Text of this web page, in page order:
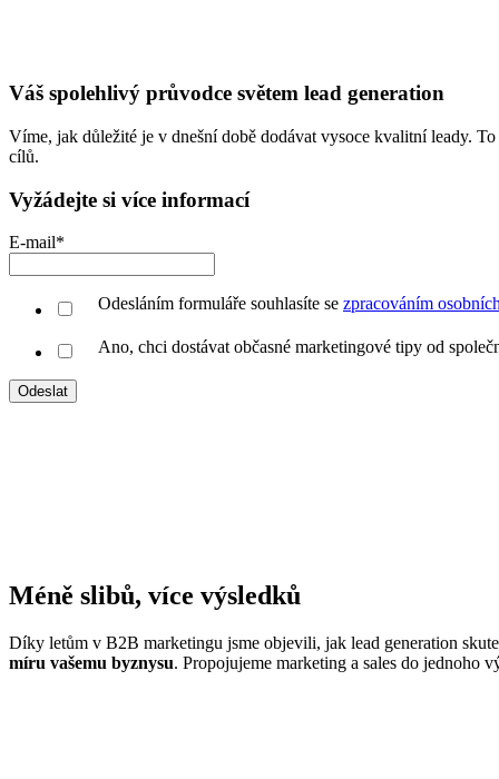
Váš spolehlivý průvodce světem lead generation
Víme, jak důležité je v dnešní době dodávat vysoce kvalitní leady.
cílů.
Vyžádejte si více informací
E-mail*
Odesláním formuláře souhlasíte se zpracováním
Ano, chci dostávat občasné marketingové tipy od
Méně slibů, více výsledků
Díky letům v B2B marketingu jsme objevili, jak lead generation
míru vašemu byznysu. Propojujeme marketing a sales do jednoho